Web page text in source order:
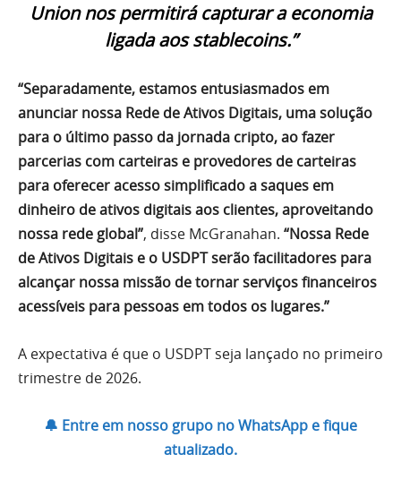
Union nos permitirá capturar a economia
ligada aos stablecoins.”
“Separadamente, estamos entusiasmados em
anunciar nossa Rede de Ativos Digitais, uma solução
para o último passo da jornada cripto, ao fazer
parcerias com carteiras e provedores de carteiras
para oferecer acesso simplificado a saques em
dinheiro de ativos digitais aos clientes, aproveitando
nossa rede global”, disse McGranahan. “Nossa Rede
de Ativos Digitais e o USDPT serão facilitadores para
alcançar nossa missão de tornar serviços financeiros
acessíveis para pessoas em todos os lugares.”
A expectativa é que o USDPT seja lançado no primeiro
trimestre de 2026.
🔔 Entre em nosso grupo no WhatsApp e fique
atualizado.